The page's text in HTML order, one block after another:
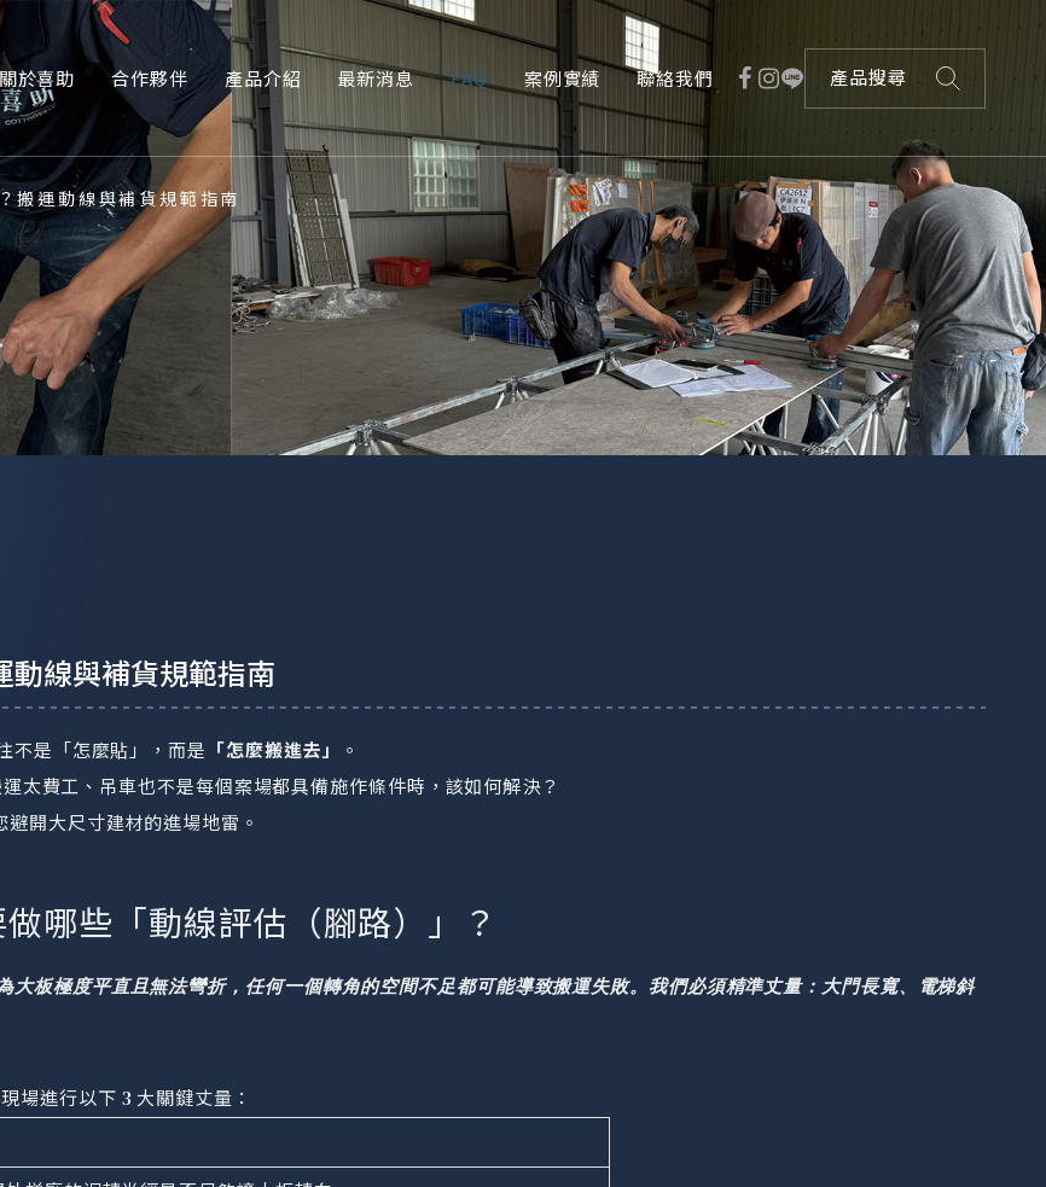
於喜助 合作夥伴 產品介紹 最新消息 FAQ 案例實績 聯絡我們 產品搜尋
搬運動線與補貨規範指南
動線與補貨規範指南
不是「怎麼貼」，而是 「怎麼搬進去」
。
費工、吊車也不是每個案場都具備施作條件時，該如何解決？
開大尺寸建材的進場地雷。
哪些「動線評估（腳路）」？
板極度平直且無法彎折，任何一個轉角的空間不足都可能導致搬運失敗。我們必須精準丈量：大門長寬、電梯斜
場進行以下 3 大關鍵丈量：